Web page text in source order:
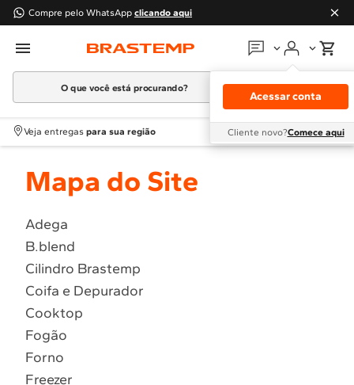
Compre pelo WhatsApp clicando aqui
Em que podemos ajudar?
Atendimento Brastemp
Acessar conta
Cliente novo?Comece aqui
O que você está procurando?
Termos mais buscados
1º Geladeira
2
Fogao
4 º Lava Louça
5 º Cooktop
6º Microondas Brastemp
7º Forno
8º Embutir
9º Lava Seca
Veja entregas para sua região
Mapa do Site
Adega
B.blend
Cilindro Brastemp
Coifa e Depurador
Cooktop
Fogão
Forno
Freezer